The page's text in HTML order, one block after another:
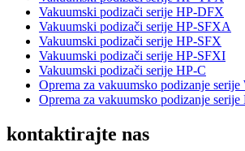
Vakuumski podizači serije HP-DFX
Vakuumski podizači serije HP-SFXA
Vakuumski podizači serije HP-SFX
Vakuumski podizači serije HP-SFXI
Vakuumski podizači serije HP-C
Oprema za vakuumsko podizanje
Oprema za vakuumsko podizanje serije
kontaktirajte nas